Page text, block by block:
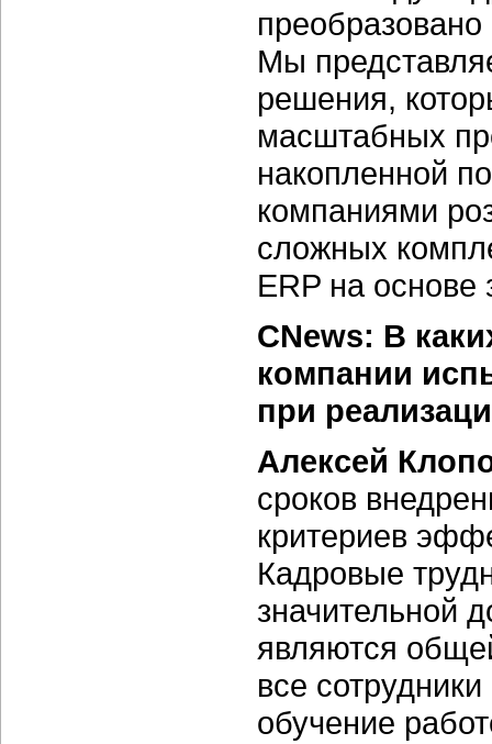
Мы
решения,
масштабных
накопленной
компаниями
сложных
ERP на
CNews: В
компании
при
Алексей
сроков
критериев
Кадровые
значительной
являются
все
обучение